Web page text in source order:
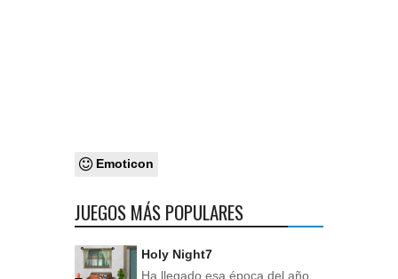
Emoticon
JUEGOS MÁS POPULARES
Holy Night7
Ha llegado esa época del año